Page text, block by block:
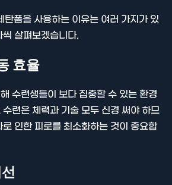
탄폼을 사용하는 이유는 여러 가지가 있
살펴보겠습니다.
효율
수련생들이 보다 집중할 수 있는 환경
련은 체력과 기술 모두 신경 써야 하므
인한 피로를 최소화하는 것이 중요합